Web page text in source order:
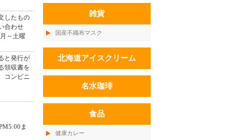
したもの
合わせ
～土曜
と発行が
領収書を
コンビニ
ま
雑貨
国産不織布マスク
北海道アイスクリーム
名水珈琲
食品
健康カレー